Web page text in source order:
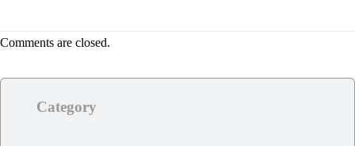
Comments are closed.
Category